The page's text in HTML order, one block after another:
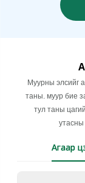
Муурны элсийг
таны. муур бие
тул таны
утасны
Агаар